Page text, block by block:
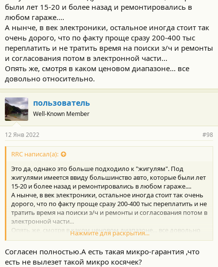
были лет 15-20 и более назад и ремонтировались в
любом гараже....
А нынче, в век электроники, остальное иногда стоит так
очень дорого, что по факту проще сразу 200-400 тыс
переплатить и не тратить время на поиски з/ч и ремонты
и согласования потом в электронной части...
Опять же, смотря в каком ценовом диапазоне... все
довольно относительно.
пользователь
Well-Known Member
12 Янв 2022 #98
RRC написал(а):
Это да, однако это больше подходило к "жигулям". Под
жигулями имеется ввиду большинство авто, которые были лет
15-20 и более назад и ремонтировались в любом гараже....
А нынче, в век электроники, остальное иногда стоит так очень
дорого, что по факту проще сразу 200-400 тыс переплатить и не
тратить время на поиски з/ч и ремонты и согласования потом в
электронной части...
Опять же, смотря в каком ценовом диапазоне... все довольно
относительно.
Нажмите для раскрытия...
Согласен полностью.А есть такая микро-гарантия ,что
есть не вылезет такой микро косячек?